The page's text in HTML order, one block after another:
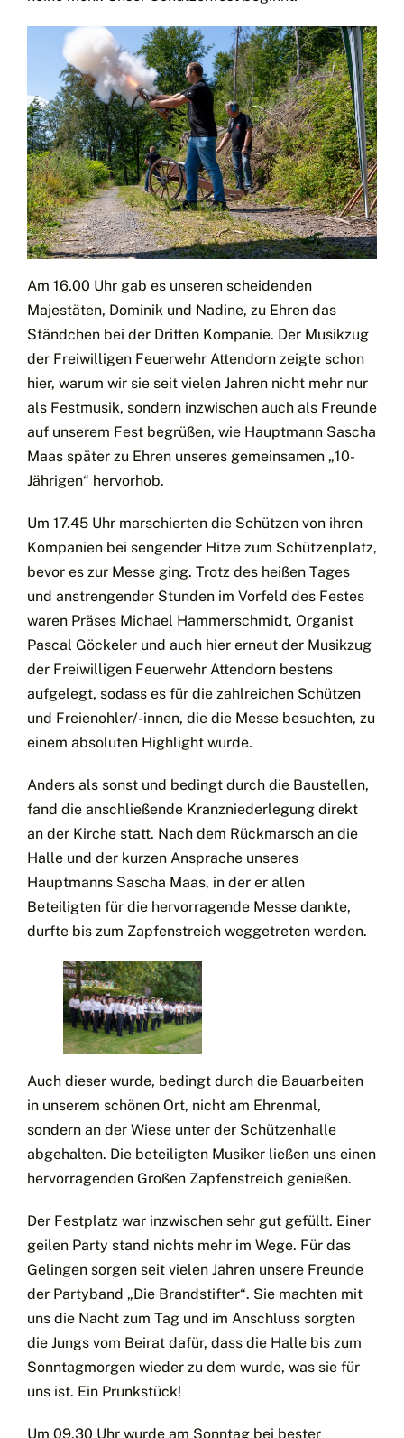
Am 16.00 Uhr gab es unseren scheidenden
Majestäten, Dominik und Nadine, zu Ehren das
Ständchen bei der Dritten Kompanie. Der Musikzug
der Freiwilligen Feuerwehr Attendorn zeigte schon
hier, warum wir sie seit vielen Jahren nicht mehr nur
als Festmusik, sondern inzwischen auch als Freunde
auf unserem Fest begrüßen, wie Hauptmann Sascha
Maas später zu Ehren unseres gemeinsamen „10-
Jährigen“ hervorhob.
Um 17.45 Uhr marschierten die Schützen von ihren
Kompanien bei sengender Hitze zum Schützenplatz,
bevor es zur Messe ging. Trotz des heißen Tages
und anstrengender Stunden im Vorfeld des Festes
waren Präses Michael Hammerschmidt, Organist
Pascal Göckeler und auch hier erneut der Musikzug
der Freiwilligen Feuerwehr Attendorn bestens
aufgelegt, sodass es für die zahlreichen Schützen
und Freienohler/-innen, die die Messe besuchten, zu
einem absoluten Highlight wurde.
Anders als sonst und bedingt durch die Baustellen,
fand die anschließende Kranzniederlegung direkt
an der Kirche statt. Nach dem Rückmarsch an die
Halle und der kurzen Ansprache unseres
Hauptmanns Sascha Maas, in der er allen
Beteiligten für die hervorragende Messe dankte,
durfte bis zum Zapfenstreich weggetreten werden.
Auch dieser wurde, bedingt durch die Bauarbeiten
in unserem schönen Ort, nicht am Ehrenmal,
sondern an der Wiese unter der Schützenhalle
abgehalten. Die beteiligten Musiker ließen uns einen
hervorragenden Großen Zapfenstreich genießen.
Der Festplatz war inzwischen sehr gut gefüllt. Einer
geilen Party stand nichts mehr im Wege. Für das
Gelingen sorgen seit vielen Jahren unsere Freunde
der Partyband „Die Brandstifter“. Sie machten mit
uns die Nacht zum Tag und im Anschluss sorgten
die Jungs vom Beirat dafür, dass die Halle bis zum
Sonntagmorgen wieder zu dem wurde, was sie für
uns ist. Ein Prunkstück!
Um 09.30 Uhr wurde am Sonntag bei bester